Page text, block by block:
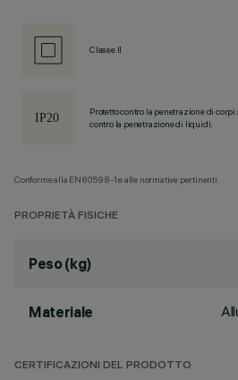
Classe II
Protetto contro la penetrazione di
contro la penetrazione di liquidi.
Conforme alla EN60598-1 e alle normative pertinenti.
PROPRIETÀ FISICHE
Peso (kg)
Materiale
CERTIFICAZIONI DEL PRODOTTO